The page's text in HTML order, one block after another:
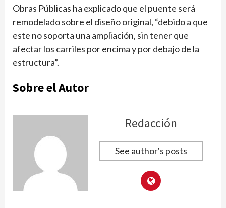
Obras Públicas ha explicado que el puente será
remodelado sobre el diseño original, “debido a que
este no soporta una ampliación, sin tener que
afectar los carriles por encima y por debajo de la
estructura”.
Sobre el Autor
Redacción
See author's posts